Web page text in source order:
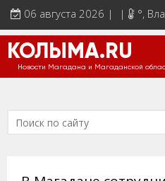
06 августа 2026 | | °,
КОЛЫМА.RU
Новости Магадана и Магаданской